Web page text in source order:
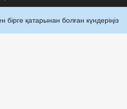
бірге қатарынан болған күндеріңіз